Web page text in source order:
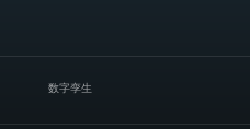
数字孪生